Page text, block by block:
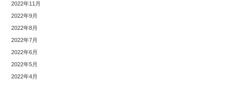
2022年11月
2022年9月
2022年8月
2022年7月
2022年6月
2022年5月
2022年4月